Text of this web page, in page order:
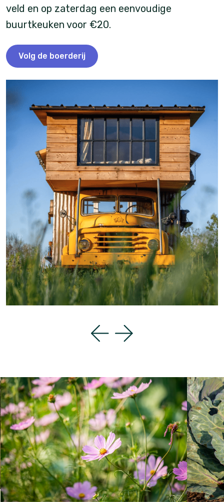
veld en op zaterdag een eenvoudige
buurtkeuken voor €20.
Volg de boerderij